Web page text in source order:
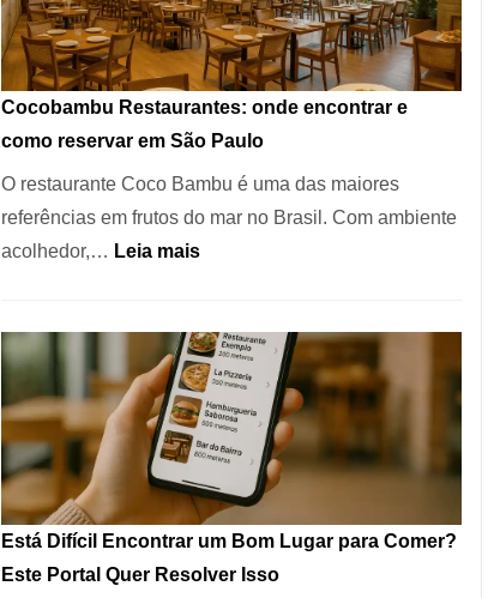
São
Paulo:
Um
Guia
Definitivo
para
a
Cocobambu Restaurantes: onde encontrar e
como reservar em São Paulo
O restaurante Coco Bambu é uma das maiores
referências em frutos do mar no Brasil. Com ambiente
acolhedor,… Leia mais:
onde
encontrar
e
como
reservar
em
São
Paulo
Está Difícil Encontrar um Bom Lugar para Comer?
Este Portal Quer Resolver Isso